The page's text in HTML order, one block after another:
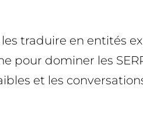
traduire en entités
pour dominer les
et les